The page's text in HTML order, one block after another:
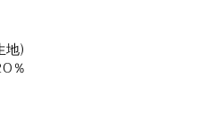
地)
％